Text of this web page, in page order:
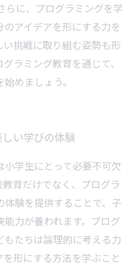
らに、プログラミングを学
アイデアを形にする力を
挑戦に取り組む姿勢も形
ラミング教育を通じて、
めましょう。
い学びの体験
学生にとって必要不可欠
育だけでなく、プログラ
体験を提供することで、子
力が養われます。プログ
たちは論理的に考える力
形にする方法を学ぶこと